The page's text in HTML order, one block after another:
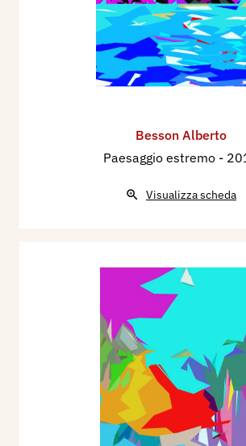
Besson Alberto
Paesaggio estremo -
Visualizza scheda